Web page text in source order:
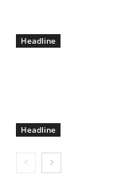
Headline
Headline